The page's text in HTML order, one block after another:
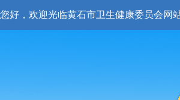
您好，欢迎光临黄石市卫生健康委员会网